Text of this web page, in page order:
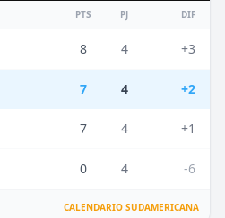
PTS PJ DIF
8 4 +3
7 4 +2
7 4 +1
0 4 -6
CALENDARIO SUDAMERICANA